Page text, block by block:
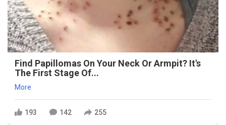
Find Papillomas On Your Neck Or Armpit? It's
The First Stage Of...
More
193 142 255